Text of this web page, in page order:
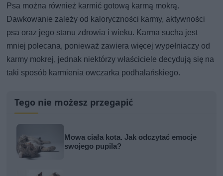
Psa można również karmić gotową karmą mokrą.
Dawkowanie zależy od kaloryczności karmy, aktywności
psa oraz jego stanu zdrowia i wieku. Karma sucha jest
mniej polecana, ponieważ zawiera więcej wypełniaczy od
karmy mokrej, jednak niektórzy właściciele decydują się na
taki sposób karmienia owczarka podhalańskiego.
Tego nie możesz przegapić
Mowa ciała kota. Jak odczytać emocje
swojego pupila?